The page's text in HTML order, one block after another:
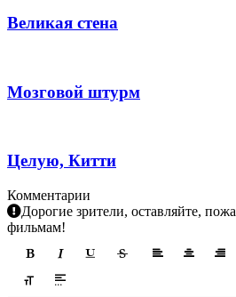
Великая стена
Мозговой штурм
Целую, Китти
Комментарии
Дорогие зрители, оставляйте,
фильмам!